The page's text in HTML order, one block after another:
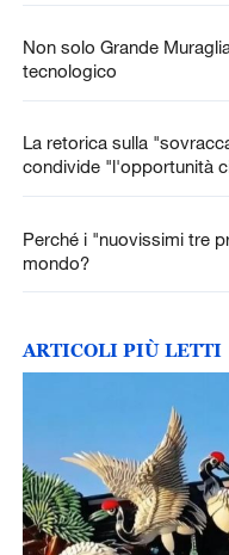
Non solo Grande
tecnologico
La retorica sulla
condivide "l'opportunità
Perché i "nuovissimi tre
mondo?
ARTICOLI PIÙ LETTI